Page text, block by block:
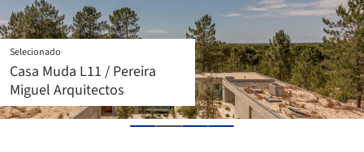
Selecionado
Casa Cinco / Memola
Estúdio